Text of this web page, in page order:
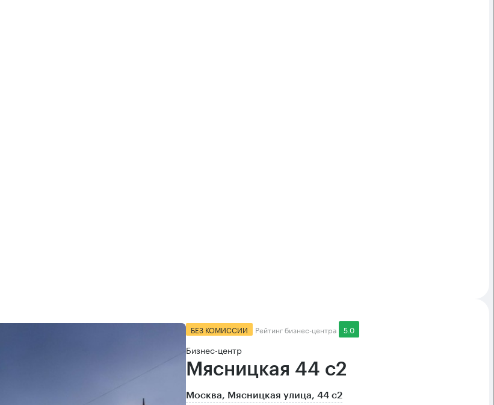
БЕЗ КОМИССИИ Рейтинг бизнес-центра 5.0
Бизнес-центр
Мясницкая 44 с2
Москва, Мясницкая улица, 44 с2